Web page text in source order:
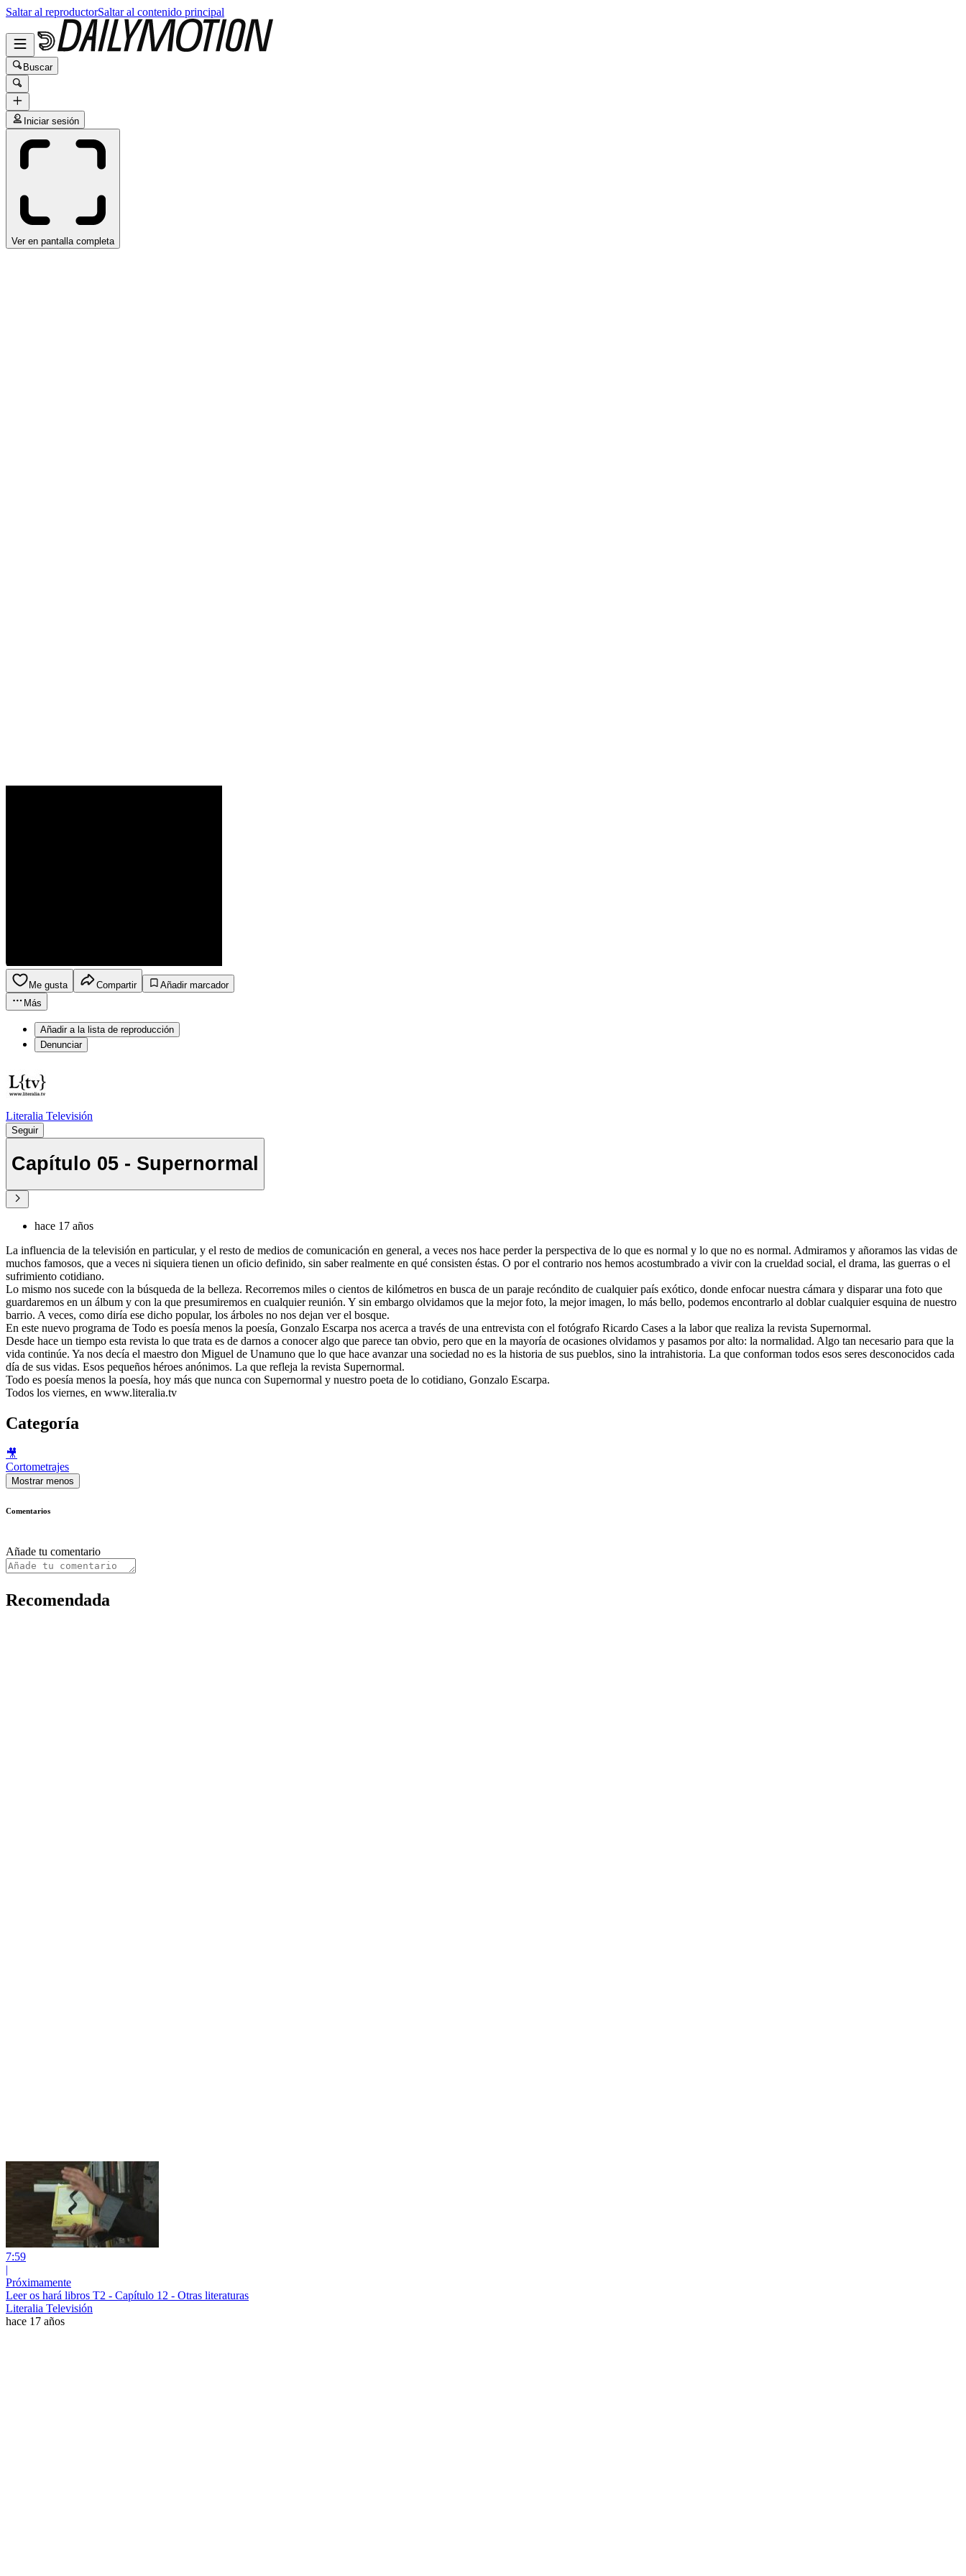
Saltar al reproductorSaltar al contenido principal
Buscar
Iniciar sesión
Ver en pantalla completa
Me gusta Compartir
Añadir marcador
Más
Añadir a la lista de reproducción
Denunciar
Literalia Televisión
Seguir
Capítulo 05 - Supernormal
hace 17 años
La influencia de la televisión en particular, y el resto de medios de comunicación en general, a veces nos hace perder la perspectiva de lo que es normal y lo que no es normal. Admiramos y añoramos las vidas de
muchos famosos, que a veces ni siquiera tienen un oficio definido, sin saber realmente en qué consisten éstas. O por el contrario nos hemos acostumbrado a vivir con la crueldad social, el drama, las guerras o el
sufrimiento cotidiano.
Lo mismo nos sucede con la búsqueda de la belleza. Recorremos miles o cientos de kilómetros en busca de un paraje recóndito de cualquier país exótico, donde enfocar nuestra cámara y disparar una foto que
guardaremos en un álbum y con la que presumiremos en cualquier reunión. Y sin embargo olvidamos que la mejor foto, la mejor imagen, lo más bello, podemos encontrarlo al doblar cualquier esquina de nuestro
barrio. A veces, como diría ese dicho popular, los árboles no nos dejan ver el bosque.
En este nuevo programa de Todo es poesía menos la poesía, Gonzalo Escarpa nos acerca a través de una entrevista con el fotógrafo Ricardo Cases a la labor que realiza la revista Supernormal.
Desde hace un tiempo esta revista lo que trata es de darnos a conocer algo que parece tan obvio, pero que en la mayoría de ocasiones olvidamos y pasamos por alto: la normalidad. Algo tan necesario para que la
vida continúe. Ya nos decía el maestro don Miguel de Unamuno que lo que hace avanzar una sociedad no es la historia de sus pueblos, sino la intrahistoria. La que conforman todos esos seres desconocidos cada
día de sus vidas. Esos pequeños héroes anónimos. La que refleja la revista Supernormal.
Todo es poesía menos la poesía, hoy más que nunca con Supernormal y nuestro poeta de lo cotidiano, Gonzalo Escarpa.
Todos los viernes, en www.literalia.tv
Categoría
🎥
Cortometrajes
Mostrar menos
Comentarios
Añade tu comentario
Recomendada
7:59
|
Próximamente
Leer os hará libros T2 - Capítulo 12 - Otras literaturas
Literalia Televisión
hace 17 años